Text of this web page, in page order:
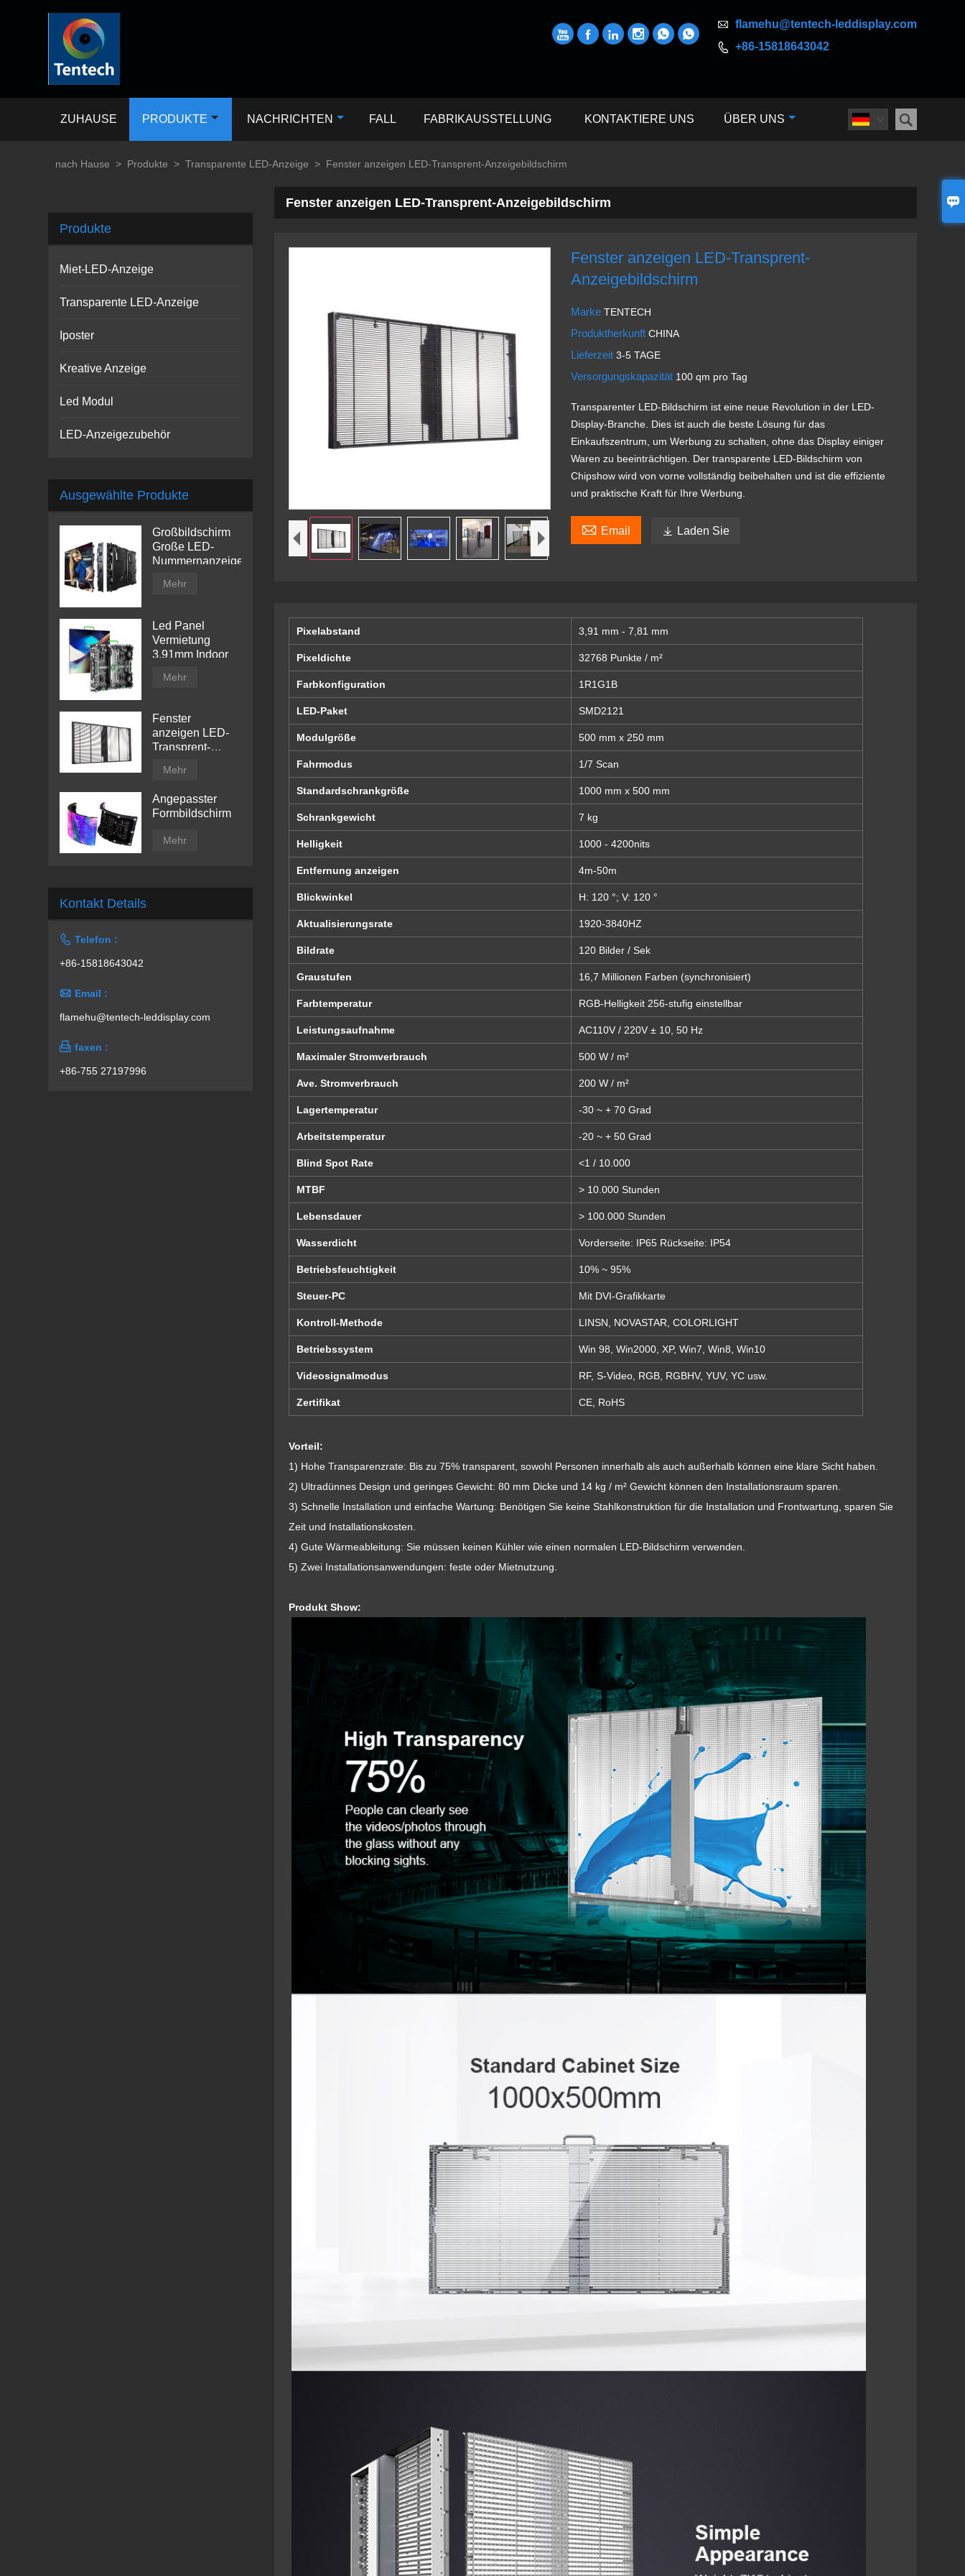

 flamehu@tentech-leddisplay.com
 +86-15818643042
     
 
ZUHAUSE PRODUKTE NACHRICHTEN FALL FABRIKAUSSTELLUNG KONTAKTIERE UNS ÜBER UNS
nach Hause > Produkte > Transparente LED-Anzeige > Fenster anzeigen LED-Transprent-Anzeigebildschirm
Fenster anzeigen LED-Transprent-Anzeigebildschirm
Fenster anzeigen LED-Transprent-
Anzeigebildschirm
MarkeTENTECH
ProduktherkunftCHINA
Lieferzeit3-5 TAGE
Versorgungskapazität 100 qm pro Tag
Transparenter LED-Bildschirm ist eine neue Revolution in der LED-
Display-Branche. Dies ist auch die beste Lösung für das
Einkaufszentrum, um Werbung zu schalten, ohne das Display einiger
Waren zu beeinträchtigen. Der transparente LED-Bildschirm von
Chipshow wird von vorne vollständig beibehalten und ist die effiziente
und praktische Kraft für Ihre Werbung.
 Email  Laden Sie
Pixelabstand 3,91 mm - 7,81 mm
Pixeldichte 32768 Punkte / m²
Farbkonfiguration 1R1G1B
LED-Paket SMD2121
Modulgröße 500 mm x 250 mm
Fahrmodus 1/7 Scan
Standardschrankgröße 1000 mm x 500 mm
Schrankgewicht 7 kg
Helligkeit 1000 - 4200nits
Entfernung anzeigen 4m-50m
Blickwinkel H: 120 °; V: 120 °
Aktualisierungsrate 1920-3840HZ
Bildrate 120 Bilder / Sek
Graustufen 16,7 Millionen Farben (synchronisiert)
Farbtemperatur RGB-Helligkeit 256-stufig einstellbar
Leistungsaufnahme AC110V / 220V ± 10, 50 Hz
Maximaler Stromverbrauch 500 W / m²
Ave. Stromverbrauch 200 W / m²
Lagertemperatur -30 ~ + 70 Grad
Arbeitstemperatur -20 ~ + 50 Grad
Blind Spot Rate <1 / 10.000
MTBF > 10.000 Stunden
Lebensdauer > 100.000 Stunden
Wasserdicht Vorderseite: IP65 Rückseite: IP54
Betriebsfeuchtigkeit 10% ~ 95%
Steuer-PC Mit DVI-Grafikkarte
Kontroll-Methode LINSN, NOVASTAR, COLORLIGHT
Betriebssystem Win 98, Win2000, XP, Win7, Win8, Win10
Videosignalmodus RF, S-Video, RGB, RGBHV, YUV, YC usw.
Zertifikat CE, RoHS
Vorteil:
1) Hohe Transparenzrate: Bis zu 75% transparent, sowohl Personen innerhalb als auch außerhalb können eine klare Sicht haben.
2) Ultradünnes Design und geringes Gewicht: 80 mm Dicke und 14 kg / m² Gewicht können den Installationsraum sparen.
3) Schnelle Installation und einfache Wartung: Benötigen Sie keine Stahlkonstruktion für die Installation und Frontwartung, sparen Sie
Zeit und Installationskosten.
4) Gute Wärmeableitung: Sie müssen keinen Kühler wie einen normalen LED-Bildschirm verwenden.
5) Zwei Installationsanwendungen: feste oder Mietnutzung.
Produkt Show:
Produkte
Miet-LED-Anzeige
Transparente LED-Anzeige
Iposter
Kreative Anzeige
Led Modul
LED-Anzeigezubehör
Ausgewählte Produkte
Großbildschirm
Große LED-
Nummernanzeige
Mehr
Led Panel
Vermietung
3.91mm Indoor
Mehr
Fenster
anzeigen LED-
Transprent-
Mehr
Angepasster
Formbildschirm
Mehr
Kontakt Details
 Telefon :
+86-15818643042
 Email :
flamehu@tentech-leddisplay.com
 faxen :
+86-755 27197996